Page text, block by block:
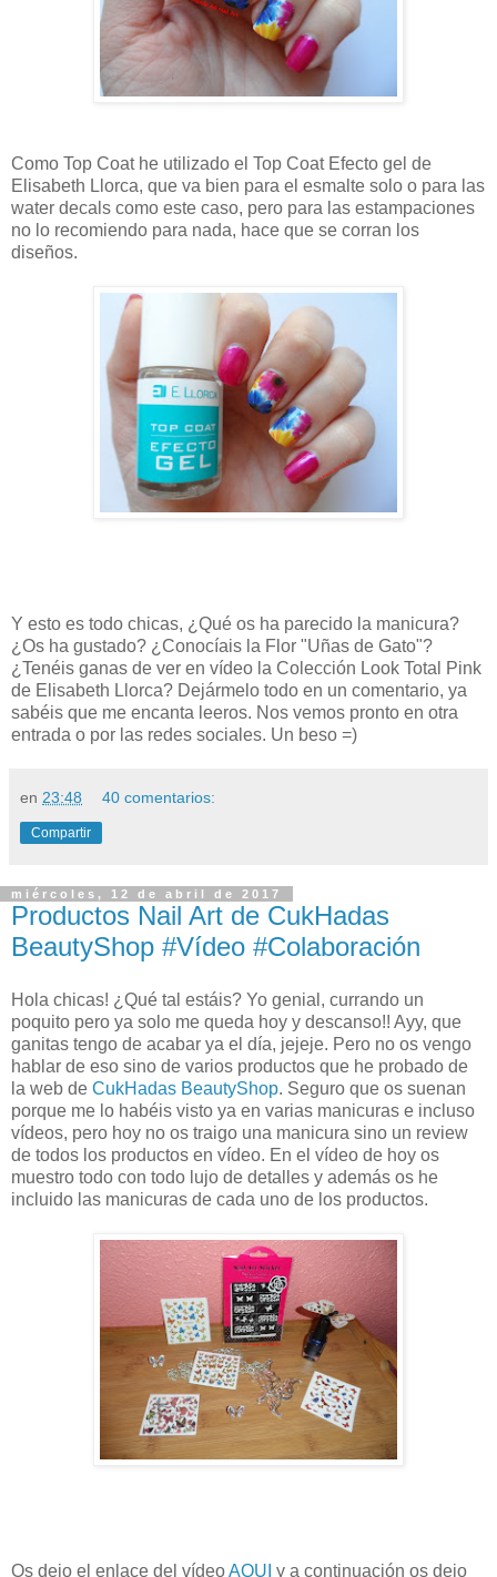
Como Top Coat he utilizado el Top Coat Efecto gel de
Elisabeth Llorca, que va bien para el esmalte solo o para las
water decals como este caso, pero para las estampaciones
no lo recomiendo para nada, hace que se corran los
diseños.
Y esto es todo chicas, ¿Qué os ha parecido la manicura?
¿Os ha gustado? ¿Conocíais la Flor "Uñas de Gato"?
¿Tenéis ganas de ver en vídeo la Colección Look Total Pink
de Elisabeth Llorca? Dejármelo todo en un comentario, ya
sabéis que me encanta leeros. Nos vemos pronto en otra
entrada o por las redes sociales. Un beso =)
en 23:48 40 comentarios:
Compartir
miércoles, 12 de abril de 2017
Productos Nail Art de CukHadas
BeautyShop #Vídeo #Colaboración
Hola chicas! ¿Qué tal estáis? Yo genial, currando un
poquito pero ya solo me queda hoy y descanso!! Ayy, que
ganitas tengo de acabar ya el día, jejeje. Pero no os vengo
hablar de eso sino de varios productos que he probado de
la web de CukHadas BeautyShop. Seguro que os suenan
porque me lo habéis visto ya en varias manicuras e incluso
vídeos, pero hoy no os traigo una manicura sino un review
de todos los productos en vídeo. En el vídeo de hoy os
muestro todo con todo lujo de detalles y además os he
incluido las manicuras de cada uno de los productos.
Os dejo el enlace del vídeoAQUI y a continuación os dejo